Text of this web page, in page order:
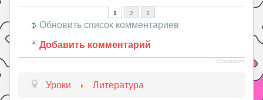
1 2 3
Обновить список комментариев
Добавить комментарий
JComments
Уроки Литература